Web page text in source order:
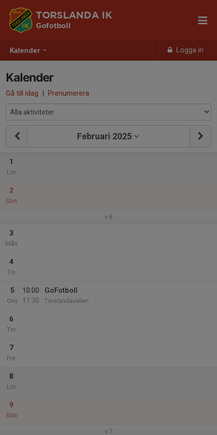
Kalender Logga in
TORSLANDA IK
Gofotboll
Kalender
Gå till idag | Prenumerera
Februari 2025
1
Lör
2
Sön
v.6
3
Mån
4
Tis
5
Ons
10:00
11:30
GoFotboll
Torslandavallen
6
Tor
7
Fre
8
Lör
9
Sön
v.7